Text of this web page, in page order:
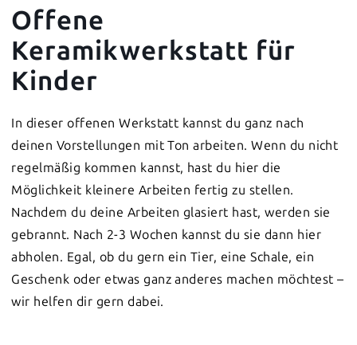
Offene
Keramikwerkstatt für
Kinder
In dieser offenen Werkstatt kannst du ganz nach
deinen Vorstellungen mit Ton arbeiten. Wenn du nicht
regelmäßig kommen kannst, hast du hier die
Möglichkeit kleinere Arbeiten fertig zu stellen.
Nachdem du deine Arbeiten glasiert hast, werden sie
gebrannt. Nach 2-3 Wochen kannst du sie dann hier
abholen. Egal, ob du gern ein Tier, eine Schale, ein
Geschenk oder etwas ganz anderes machen möchtest –
wir helfen dir gern dabei.